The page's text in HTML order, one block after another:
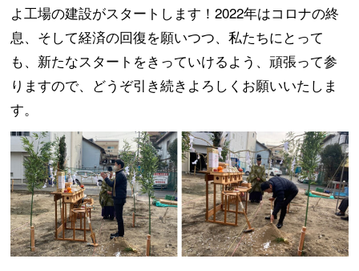
よ工場の建設がスタートします！2022年はコロナの終
息、そして経済の回復を願いつつ、私たちにとって
も、新たなスタートをきっていけるよう、頑張って参
りますので、どうぞ引き続きよろしくお願いいたしま
す。